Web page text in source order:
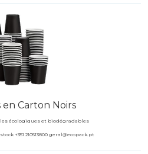
Carton Noirs
écologiques et biodégradables
+351 210513800 geral@ecopack.pt